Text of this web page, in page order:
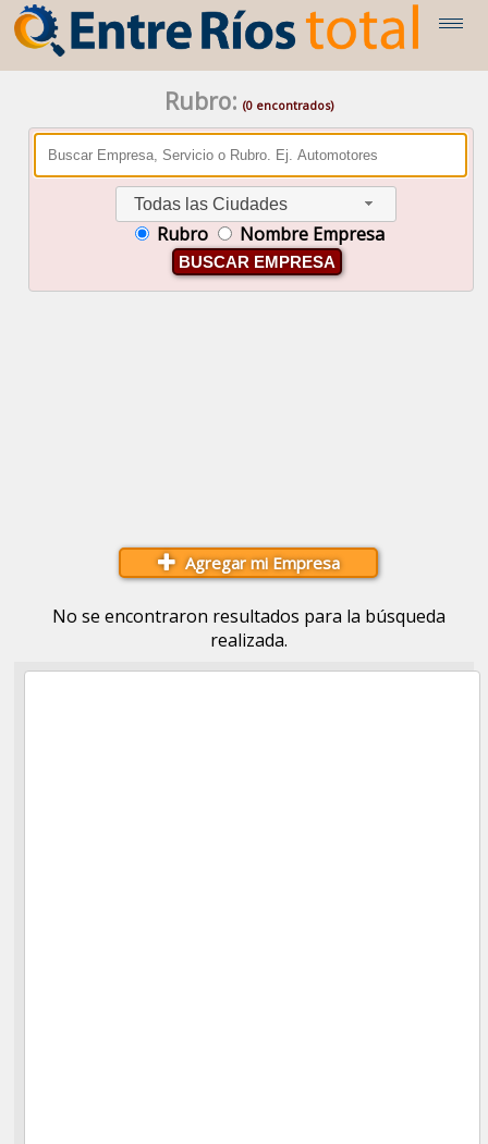
Rubro: (0 encontrados)
Todas las Ciudades
Rubro Nombre Empresa
BUSCAR EMPRESA
Agregar mi Empresa
No se encontraron resultados para la búsqueda
realizada.